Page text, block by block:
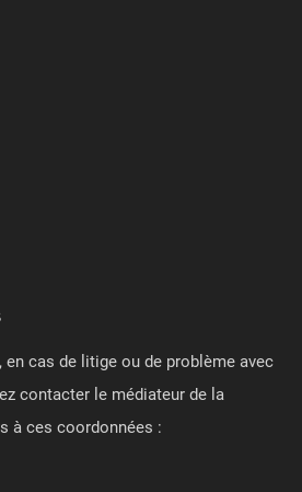
cas de litige ou de problème avec
contacter le médiateur de la
à ces coordonnées :